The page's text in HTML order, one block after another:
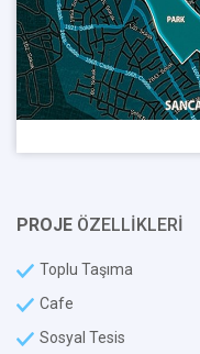
PROJE ÖZELLİKLERİ
Toplu Taşıma
Cafe
Sosyal Tesis